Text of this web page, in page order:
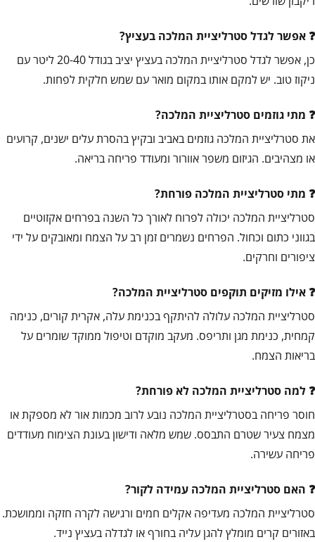
אפשר לגדל סטרליציית המלכה בעציץ?
כן, אפשר לגדל סטרליציית המלכה בעציץ יציב בגודל 20-40 ליטר עם
ניקוז טוב. יש למקם אותו במקום מואר עם שמש חלקית לפחות.
מתי גוזמים סטרליציית המלכה?
את סטרליציית המלכה גוזמים באביב ובקיץ בהסרת עלים ישנים, קרועים
או מצהיבים. הגיזום משפר אוורור ומעודד פריחה בריאה.
מתי סטרליציית המלכה פורחת?
סטרליציית המלכה יכולה לפרוח לאורך כל השנה בפרחים אקזוטיים
בגווני כתום וכחול. הפרחים נשמרים זמן רב על הצמח ומאובקים על ידי
ציפורים וחרקים.
אילו מזיקים תוקפים סטרליציית המלכה?
סטרליציית המלכה עלולה להיתקף בכנימת עלה, אקרית קורים, כנימה
קמחית, כנימת מגן ותריפס. מעקב מוקדם וטיפול ממוקד שומרים על
בריאות הצמח.
למה סטרליציית המלכה לא פורחת?
חוסר פריחה בסטרליציית המלכה נובע לרוב מכמות אור לא מספקת או
מצמח צעיר שטרם התבסס. שמש מלאה ודישון בעונת הצימוח מעודדים
פריחה עשירה.
האם סטרליציית המלכה עמידה לקור?
סטרליציית המלכה מעדיפה אקלים חמים ורגישה לקרה חזקה וממושכת.
באזורים קרים מומלץ להגן עליה בחורף או לגדלה בעציץ נייד.